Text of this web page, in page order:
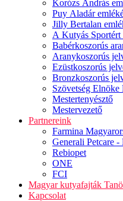
Korózs András
Puy Aladár
Jilly Bertalan
A Kutyás Sportért
Babérkoszorús
Aranykoszorús
Ezüstkoszorús
Bronzkoszorús
Szövetség
Mestertenyésztő
Mestervezető
Partnereink
Farmina
Generali Petcare
Rebiopet
ONE
FCI
Magyar kutyafajták
Kapcsolat